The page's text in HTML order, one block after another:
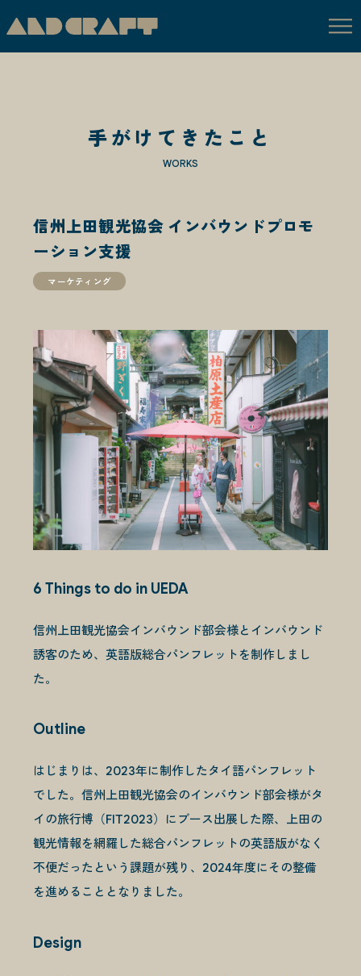
ABOUT US
私たちの手仕事
手がけてきたこと
お知らせ
NEWS
お問い合わせ
CONTACT
手がけてきたこと
WORKS
信州上田観光協会 インバウンドプロモ
ーション支援
マーケティング
6 Things to do in UEDA
信州上田観光協会インバウンド部会様とインバウンド
誘客のため、英語版総合パンフレットを制作しまし
た。
Outline
はじまりは、2023年に制作したタイ語パンフレット
でした。信州上田観光協会のインバウンド部会様がタ
イの旅行博（FIT2023）にブース出展した際、上田の
観光情報を網羅した総合パンフレットの英語版がなく
不便だったという課題が残り、2024年度にその整備
を進めることとなりました。
Design